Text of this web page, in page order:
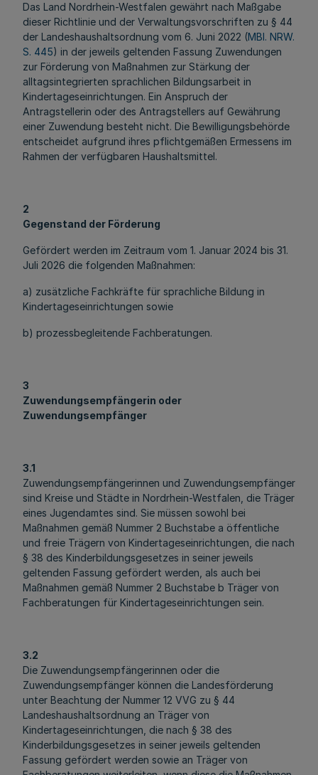
Das Land Nordrhein-Westfalen gewährt nach Maßgabe
dieser Richtlinie und der Verwaltungsvorschriften zu § 44
der Landeshaushaltsordnung vom 6. Juni 2022 (MBl. NRW.
S. 445) in der jeweils geltenden Fassung Zuwendungen
zur Förderung von Maßnahmen zur Stärkung der
alltagsintegrierten sprachlichen Bildungsarbeit in
Kindertageseinrichtungen. Ein Anspruch der
Antragstellerin oder des Antragstellers auf Gewährung
einer Zuwendung besteht nicht. Die Bewilligungsbehörde
entscheidet aufgrund ihres pflichtgemäßen Ermessens im
Rahmen der verfügbaren Haushaltsmittel.
2
Gegenstand der Förderung
Gefördert werden im Zeitraum vom 1. Januar 2024 bis 31.
Juli 2026 die folgenden Maßnahmen:
a) zusätzliche Fachkräfte für sprachliche Bildung in
Kindertageseinrichtungen sowie
b) prozessbegleitende Fachberatungen.
3
Zuwendungsempfängerin oder
Zuwendungsempfänger
3.1
Zuwendungsempfängerinnen und Zuwendungsempfänger
sind Kreise und Städte in Nordrhein-Westfalen, die Träger
eines Jugendamtes sind. Sie müssen sowohl bei
Maßnahmen gemäß Nummer 2 Buchstabe a öffentliche
und freie Trägern von Kindertageseinrichtungen, die nach
§ 38 des Kinderbildungsgesetzes in seiner jeweils
geltenden Fassung gefördert werden, als auch bei
Maßnahmen gemäß Nummer 2 Buchstabe b Träger von
Fachberatungen für Kindertageseinrichtungen sein.
3.2
Die Zuwendungsempfängerinnen oder die
Zuwendungsempfänger können die Landesförderung
unter Beachtung der Nummer 12 VVG zu § 44
Landeshaushaltsordnung an Träger von
Kindertageseinrichtungen, die nach § 38 des
Kinderbildungsgesetzes in seiner jeweils geltenden
Fassung gefördert werden sowie an Träger von